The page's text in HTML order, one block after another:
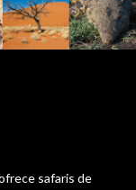
safaris de